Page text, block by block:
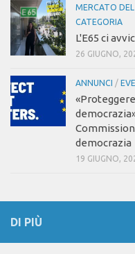
MERCATO
CATEGORIA
L'E65 ci
26 GIUGNO,
ANNUNCI /
democrazia
19 GIUGNO,
DI PIÙ